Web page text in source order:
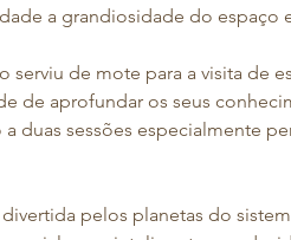
a grandiosidade do espaço
serviu de mote para a visita de
de aprofundar os seus
a duas sessões especialmente
pelos planetas do